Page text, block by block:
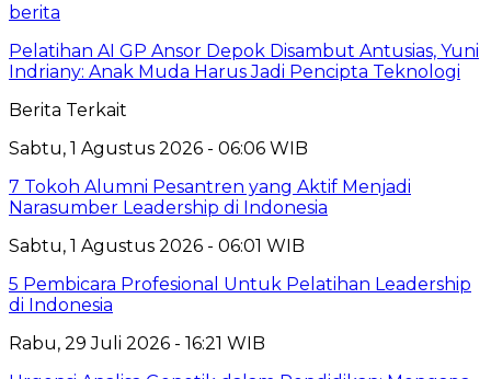
berita
Pelatihan AI GP Ansor Depok Disambut Antusias, Yuni
Indriany: Anak Muda Harus Jadi Pencipta Teknologi
Berita Terkait
Sabtu, 1 Agustus 2026 - 06:06 WIB
7 Tokoh Alumni Pesantren yang Aktif Menjadi
Narasumber Leadership di Indonesia
Sabtu, 1 Agustus 2026 - 06:01 WIB
5 Pembicara Profesional Untuk Pelatihan Leadership
di Indonesia
Rabu, 29 Juli 2026 - 16:21 WIB